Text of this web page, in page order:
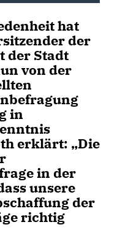
hat
der
der Stadt
von der
in
erklärt: „Die
in der
unsere
der
richtig